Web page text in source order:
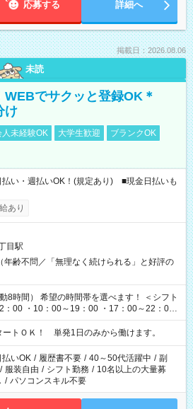
応募する 詳細へ
掲載日：2026.08.06
未読
でサクッと登録OK＊
け
人未経験OK 大学生歓迎
ブランクOK
い・週払いOK！(規定あり) ■現金日払いも
あり
目駅
年齢不問／「無理なく続けられる」と好評の
選べます！ ＜シフト
：00 ・10：00～19：00 ・17：00～22：00
・22：00～翌6：00 など
ートＯＫ！ 単発1日のみから働けます。
払いOK / 履歴書不要 / 40～50代活躍中 / 副
/ 服装自由 / シフト勤務 / 10名以上の大量募
/ パソコンスキル不要